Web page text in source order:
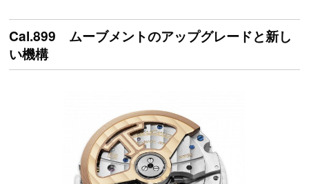
Cal.899 ムーブメントのアップグレードと新し
い機構